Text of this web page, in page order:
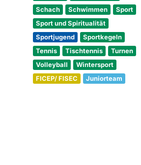
Schach
Schwimmen
Sport
Sport und Spiritualität
Sportjugend
Sportkegeln
Tennis
Tischtennis
Turnen
Volleyball
Wintersport
FICEP/ FISEC
Juniorteam